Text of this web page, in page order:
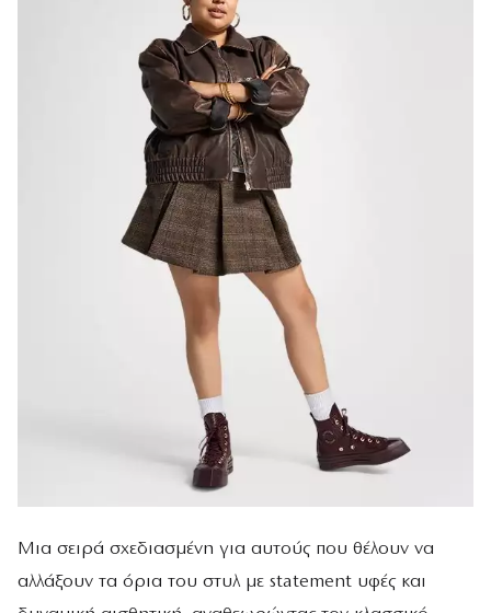
Μια σειρά σχεδιασμένη για αυτούς που θέλουν να
αλλάξουν τα όρια του στυλ με statement υφές και